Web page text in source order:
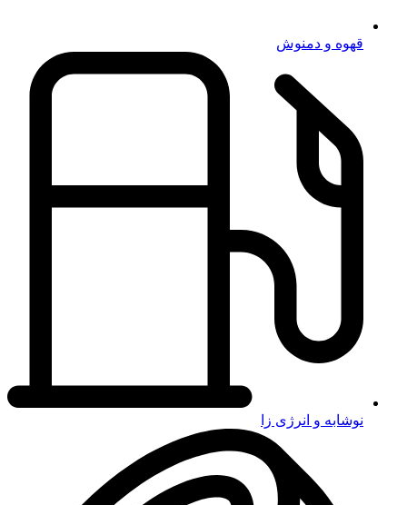
قهوه و دمنوش
نوشابه و انرژی زا